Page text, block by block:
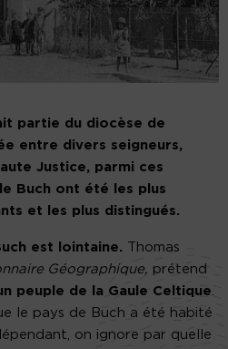
partie du diocèse de
entre divers seigneurs,
Justice, parmi ces
Buch ont été les plus
et les plus distingués.
est lointaine. Thomas
Géographique, prétend
peuple de la Gaule Celtique.
le pays de Buch a été habité
on ignore par quelle